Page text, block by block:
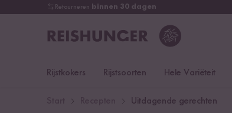
Retourneren binnen 30 dagen
Rijstkokers Rijstsoorten Hele Variëteit
Uitdagende gerechten